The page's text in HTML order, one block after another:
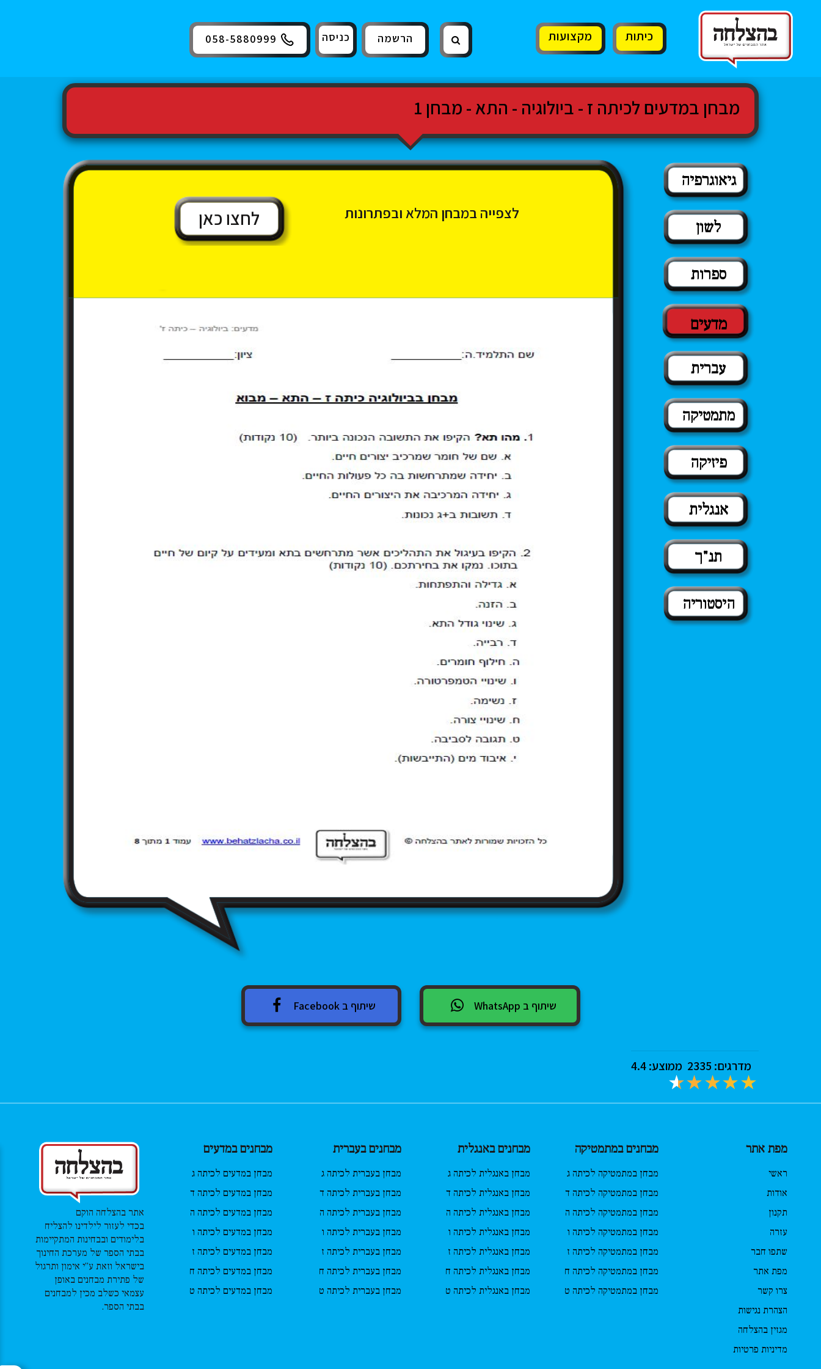
כיתות מקצועות הרשמה כניסה 058-5880999
מבחן במדעים לכיתה ז - ביולוגיה - התא - מבחן 1
גיאוגרפיה
לשון
ספרות
מדעים
עברית
מתמטיקה
פיזיקה
אנגלית
תנ"ך
היסטוריה
לצפייה במבחן המלא ובפתרונות לחצו כאן
שיתוף ב WhatsApp שיתוף ב Facebook
מדרגים: 2335 ממוצע:4.4
מפת אתר
ראשי
אודות
תקנון
עזרה
שתפו חבר
מפת אתר
צרו קשר
הצהרת נגישות
מגזין בהצלחה
מדיניות פרטיות
מבחנים במתמטיקה
מבחן במתמטיקה לכיתה ג
מבחן במתמטיקה לכיתה ד
מבחן במתמטיקה לכיתה ה
מבחן במתמטיקה לכיתה ו
מבחן במתמטיקה לכיתה ז
מבחן במתמטיקה לכיתה ח
מבחן במתמטיקה לכיתה ט
מבחנים באנגלית
מבחן באנגלית לכיתה ג
מבחן באנגלית לכיתה ד
מבחן באנגלית לכיתה ה
מבחן באנגלית לכיתה ו
מבחן באנגלית לכיתה ז
מבחן באנגלית לכיתה ח
מבחן באנגלית לכיתה ט
מבחנים בעברית
מבחן בעברית לכיתה ג
מבחן בעברית לכיתה ד
מבחן בעברית לכיתה ה
מבחן בעברית לכיתה ו
מבחן בעברית לכיתה ז
מבחן בעברית לכיתה ח
מבחן בעברית לכיתה ט
מבחנים במדעים
מבחן במדעים לכיתה ג
מבחן במדעים לכיתה ד
מבחן במדעים לכיתה ה
מבחן במדעים לכיתה ו
מבחן במדעים לכיתה ז
מבחן במדעים לכיתה ח
מבחן במדעים לכיתה ט
אתר בהצלחה הוקם
בכדי לעזור לילדינו להצליח
בלימודים ובבחינות המתקיימות
בבתי הספר של מערכת החינוך
בישראל וזאת ע”י אימון ותרגול
של פתירת מבחנים באופן
עצמאי כשלב מכין למבחנים
בבתי הספר.